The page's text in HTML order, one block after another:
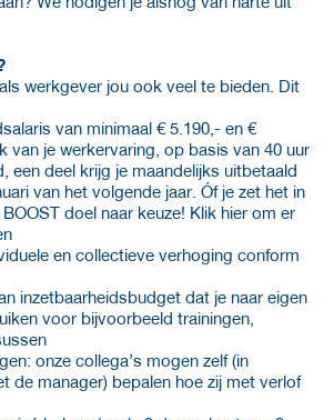
werkgever jou ook veel te bieden. Dit
van minimaal € 5.190,- en €
van je werkervaring, op basis van 40 uur
een deel krijg je maandelijks uitbetaald
van het volgende jaar. Óf je zet het in
doel naar keuze! Klik hier om er
en collectieve verhoging conform
inzetbaarheidsbudget dat je naar eigen
voor bijvoorbeeld trainingen,
onze collega’s mogen zelf (in
de manager) bepalen hoe zij met verlof